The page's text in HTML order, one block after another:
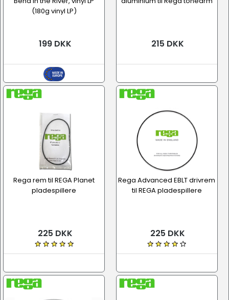
(180g vinyl LP)
199 DKK 215 DKK
Rega rem til REGA Planet
pladespillere
225 DKK
Rega Advanced EBLT drivrem
til REGA pladespillere
225 DKK